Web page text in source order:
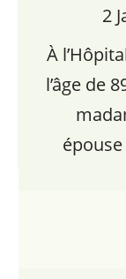
2
À
l’âge de